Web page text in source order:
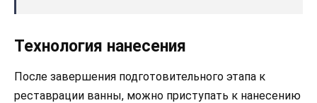
Технология нанесения
После завершения подготовительного этапа к
реставрации ванны, можно приступать к нанесению